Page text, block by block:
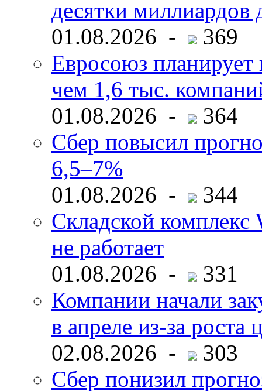
десятки миллиардов
01.08.2026 -
369
Евросоюз планирует
чем 1,6 тыс.
01.08.2026 -
364
Сбер повысил
6,5–7%
01.08.2026 -
344
Складской комплекс
не работает
01.08.2026 -
331
Компании начали
в апреле из-за роста
02.08.2026 -
303
Сбер понизил